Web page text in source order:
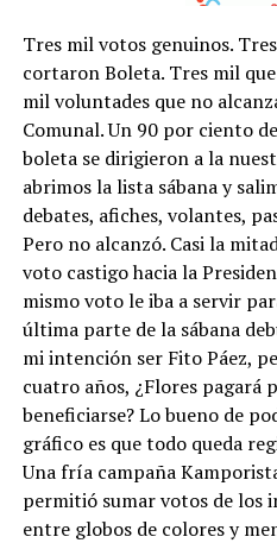
Tres mil votos genuinos.
cortaron Boleta. Tres mil
mil voluntades que no
Comunal. Un 90 por ciento
boleta se dirigieron a la
abrimos la lista sábana y
debates, afiches, volantes,
Pero no alcanzó. Casi la
voto castigo hacia la
mismo voto le iba a servir
última parte de la sábana
mi intención ser Fito Páez,
cuatro años, ¿Flores pagará
beneficiarse? Lo bueno de
gráfico es que todo queda
Una fría campaña
permitió sumar votos de los
entre globos de colores y